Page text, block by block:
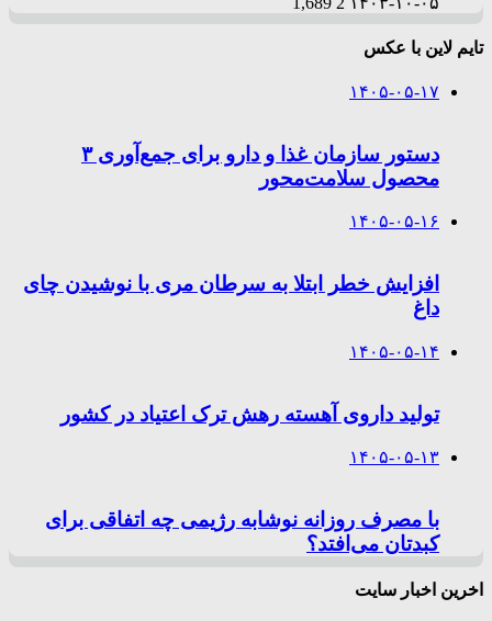
تایم لاین با عکس
۱۴۰۵-۰۵-۱۷
دستور سازمان غذا و دارو برای جمع‌آوری ۳
محصول سلامت‌محور
۱۴۰۵-۰۵-۱۶
افزایش خطر ابتلا به سرطان مری با نوشیدن چای
داغ
۱۴۰۵-۰۵-۱۴
تولید داروی آهسته رهش ترک اعتیاد در کشور
۱۴۰۵-۰۵-۱۳
با مصرف روزانه نوشابه رژیمی چه اتفاقی برای
کبدتان می‌افتد؟
اخرین اخبار سایت